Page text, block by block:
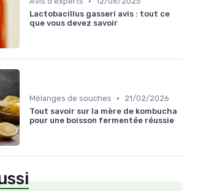
Lactobacillus gasseri avis : tout ce
que vous devez savoir
Mélanges de souches •
21/02/2026
Tout savoir sur la mère de kombucha
pour une boisson fermentée réussie